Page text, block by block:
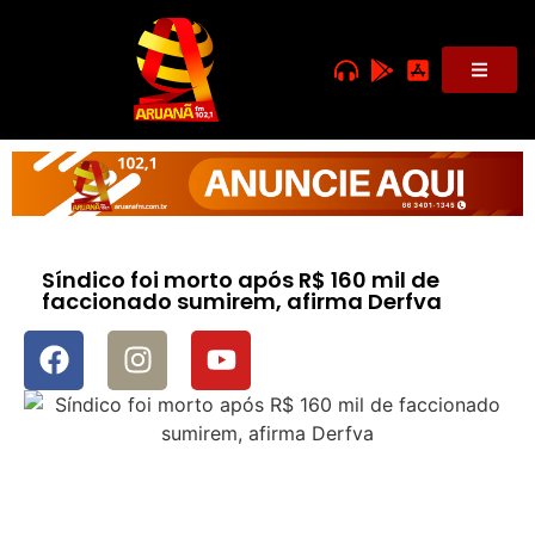
Síndico foi morto após R$ 160 mil de
faccionado sumirem, afirma Derfva